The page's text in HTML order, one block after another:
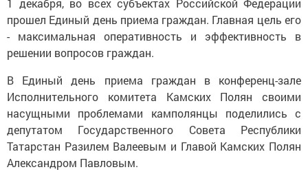
1 декабря, во всех субъектах Российской Федерации
прошел Единый день приема граждан. Главная цель его
- максимальная оперативность и эффективность в
решении вопросов граждан.
В Единый день приема граждан в конференц-зале
Исполнительного комитета Камских Полян своими
насущными проблемами камполянцы поделились с
депутатом Государственного Совета Республики
Татарстан Разилем Валеевым и Главой Камских Полян
Александром Павловым.